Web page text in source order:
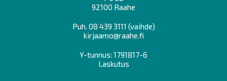
92100 Raahe
Puh. 08 439 3111 (vaihde)
kirjaamo@raahe.fi
Y-tunnus: 1791817-6
Laskutus